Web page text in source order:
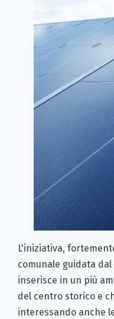
L'iniziativa,
comunale guidata dal
inserisce in un più
del centro storico e
interessando anche